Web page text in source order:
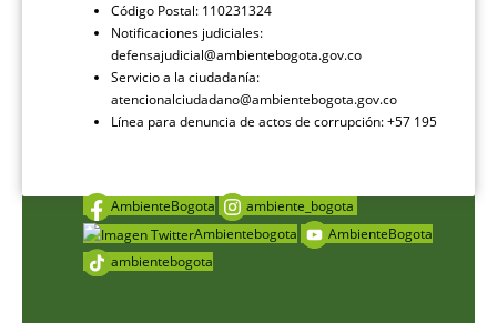
Código Postal: 110231324
Notificaciones judiciales:
defensajudicial@ambientebogota.gov.co
Servicio a la ciudadanía:
atencionalciudadano@ambientebogota.gov.co
Línea para denuncia de actos de corrupción: +57 195
AmbienteBogota
ambiente_bogota
Ambientebogota
AmbienteBogota
ambientebogota